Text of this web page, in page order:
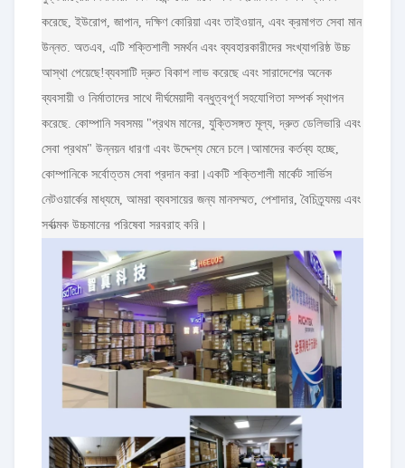
করেছে, ইউরোপ, জাপান, দক্ষিণ কোরিয়া এবং তাইওয়ান, এবং ক্রমাগত সেবা মান
উন্নত. অতএব, এটি শক্তিশালী সমর্থন এবং ব্যবহারকারীদের সংখ্যাগরিষ্ঠ উচ্চ
আস্থা পেয়েছে!ব্যবসাটি দ্রুত বিকাশ লাভ করেছে এবং সারাদেশের অনেক
ব্যবসায়ী ও নির্মাতাদের সাথে দীর্ঘমেয়াদী বন্ধুত্বপূর্ণ সহযোগিতা সম্পর্ক স্থাপন
করেছে. কোম্পানি সবসময় "প্রথম মানের, যুক্তিসঙ্গত মূল্য, দ্রুত ডেলিভারি এবং
সেবা প্রথম" উন্নয়ন ধারণা এবং উদ্দেশ্য মেনে চলে।আমাদের কর্তব্য হচ্ছে,
কোম্পানিকে সর্বোত্তম সেবা প্রদান করা।একটি শক্তিশালী মার্কেট সার্ভিস
নেটওয়ার্কের মাধ্যমে, আমরা ব্যবসায়ের জন্য মানসম্মত, পেশাদার, বৈচিত্র্যময় এবং
সর্বাত্মক উচ্চমানের পরিষেবা সরবরাহ করি।